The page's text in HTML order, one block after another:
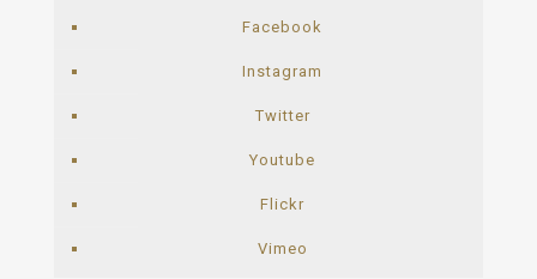
Facebook
Instagram
Twitter
Youtube
Flickr
Vimeo